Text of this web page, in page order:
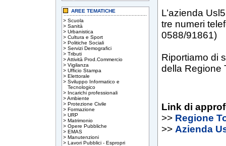
AREE TEMATICHE
> Scuola
> Sanità
> Urbanistica
> Cultura e Sport
> Politiche Sociali
> Servizi Demografici
> Tributi
>Attività Prod.Commercio
> Vigilanza
> Ufficio Stampa
> Elettorale
> Sviluppo Informatico e
Tecnologico
> Incarichi professionali
>Ambiente
> Protezione Civile
> Formazione
> URP
> Matrimonio
> Opere Pubbliche
> EMAS
> Manutenzioni
> Lavori Pubblici - Espropri
L’azienda
tre numeri
0588/91861)
Riportiamo di
della Regione
Link di
>> Regione
>> Azienda